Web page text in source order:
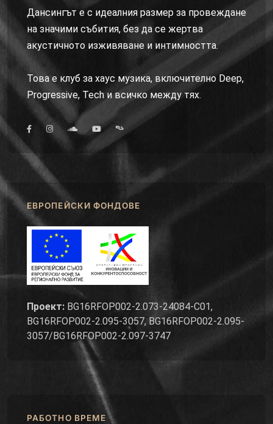
Дансингът е с идеалния размер за провеждане
на значими събития, без да се жертва
акустичното изживяване и интимността.
Това е клуб за хаус музика, включително Deep,
Progressive, Tech и всичко между тях.
ЕВРОПЕЙСКИ ФОНДОВЕ
Проект: BG16RFOP002-2.073-24084-C01,
BG16RFOP002-2.095-3057, BG16RFOP002-2.095-
3057/BG16RFOP002-2.097-3747
РАБОТНО ВРЕМЕ